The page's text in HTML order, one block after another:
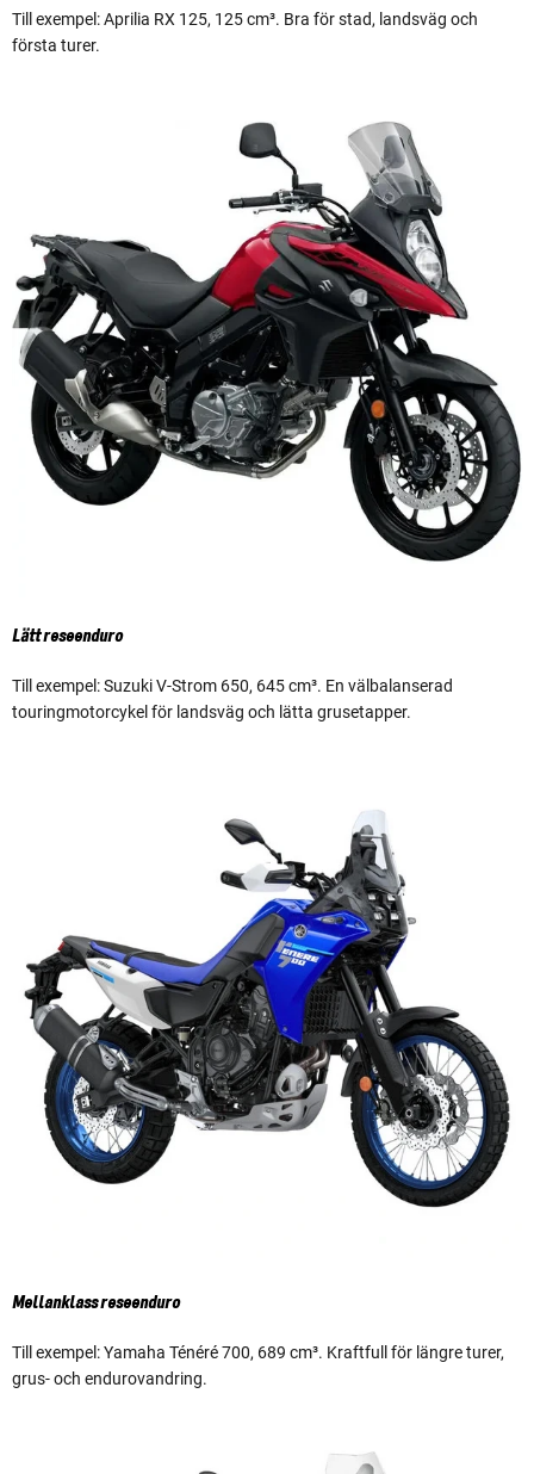
Till exempel: Aprilia RX 125, 125 cm³. Bra för stad, landsväg och
första turer.
Lätt reseenduro
Till exempel: Suzuki V-Strom 650, 645 cm³. En välbalanserad
touringmotorcykel för landsväg och lätta grusetapper.
Mellanklass reseenduro
Till exempel: Yamaha Ténéré 700, 689 cm³. Kraftfull för längre turer,
grus- och endurovandring.